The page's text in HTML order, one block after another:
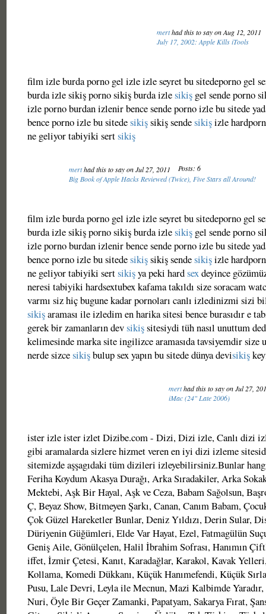
merthad this to say on Aug 12, 2011
July 17, 2002: Apple Kills iTools
film izle burda porno gel izle izle seyret bu sitedeporno gel
burda izle sikiş porno sikiş burda izlesikişgel sende porno
izle porno burdan izlenir bence sende porno izle bu sitede
bence porno izle bu sitedesikişsikiş sendesikişizle hardporn
ne geliyor tabiyiki sertsikiş
merthad this to say on Jul 27, 2011
Posts: 6
Big Book of Apple Hacks Reviewed (Twice), Five Stars all Around!
film izle burda porno gel izle izle seyret bu sitedeporno gel
burda izle sikiş porno sikiş burda izlesikişgel sende porno
izle porno burdan izlenir bence sende porno izle bu sitede
bence porno izle bu sitedesikişsikiş sendesikişizle hardporn
ne geliyor tabiyiki sertsikişya peki hardsexdeyince
neresi tabiyiki hardsextubex kafama takıldı size soracam
varmı siz hiç bugune kadar pornoları canlı izledinizmi sizi
sikişaraması ile izledim en harika sitesi bence burasıdır e
gerek bir zamanların devsikişsitesiydi tüh nasıl unuttum
kelimesinde marka site ingilizce aramasıda tavsiyemdir
nerde sizcesikişbulup sex yapın bu sitede dünya devisikiş
merthad this to say on Jul 27,
iMac (24" Late 2006)
ister izle ister izlet Dizibe.com - Dizi, Dizi izle, Canlı dizi
gibi aramalarda sizlere hizmet veren en iyi dizi izleme
sitemizde aşşagıdaki tüm dizileri izleyebilirsiniz.Bunlar
Feriha Koydum Akasya Durağı, Arka Sıradakiler, Arka
Mektebi, Aşk Bir Hayal, Aşk ve Ceza, Babam Sağolsun,
Ç, Beyaz Show, Bitmeyen Şarkı, Canan, Canım Babam,
Çok Güzel Hareketler Bunlar, Deniz Yıldızı, Derin Sular,
Düriyenin Güğümleri, Elde Var Hayat, Ezel, Fatmagülün
Geniş Aile, Gönülçelen, Halil İbrahim Sofrası, Hanımın
iffet, İzmir Çetesi, Kanıt, Karadağlar, Karakol, Kavak
Kollama, Komedi Dükkanı, Küçük Hanımefendi, Küçük
Pusu, Lale Devri, Leyla ile Mecnun, Mazi Kalbimde
Nuri, Öyle Bir Geçer Zamanki, Papatyam, Sakarya Fırat,